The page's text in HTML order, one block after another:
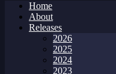
Home
About
Releases
2026
2025
2024
2023